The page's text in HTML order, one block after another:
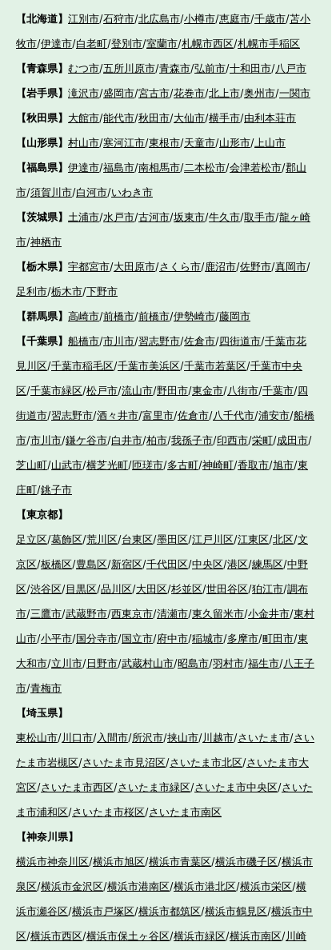
【北海道】 江別市/石狩市/北広島市/小樽市/恵庭市/千歳市/苫小
牧市/伊達市/白老町/登別市/室蘭市/札幌市西区/札幌市手稲区
【青森県】 むつ市/五所川原市/青森市/弘前市/十和田市/八戸市
【岩手県】 滝沢市/盛岡市/宮古市/花巻市/北上市/奥州市/一関市
【秋田県】 大館市/能代市/秋田市/大仙市/横手市/由利本荘市
【山形県】 村山市/寒河江市/東根市/天童市/山形市/ 上山市
【福島県】 伊達市/福島市/南相馬市/二本松市/会津若松市/郡山
市/須賀川市/白河市/いわき市
【茨城県】 土浦市/水戸市/古河市/坂東市/牛久市/取手市/龍ヶ崎
市/神栖市
【栃木県】 宇都宮市/大田原市/さくら市/鹿沼市/佐野市/真岡市/
足利市/栃木市/下野市
【群馬県】 高崎市/前橋市/前橋市/伊勢崎市/藤岡市
【千葉県】 船橋市/市川市/習志野市/佐倉市/四街道市/千葉市花
見川区/千葉市稲毛区/千葉市美浜区/千葉市若葉区/千葉市中央
区/千葉市緑区/松戸市/流山市/野田市/東金市/八街市/千葉市/四
街道市/習志野市/酒々井市/富里市/佐倉市/八千代市/浦安市/船橋
市/市川市/鎌ケ谷市/白井市/柏市/我孫子市/印西市/栄町/成田市/
芝山町/山武市/横芝光町/匝瑳市/多古町/神崎町/香取市/旭市/東
庄町/銚子市
【東京都】
足立区/葛飾区/荒川区/台東区/墨田区/江戸川区/江東区/北区/文
京区/板橋区/豊島区/新宿区/千代田区/中央区/港区/練馬区/中野
区/渋谷区/目黒区/品川区/大田区/杉並区/世田谷区/狛江市/調布
市/三鷹市/武蔵野市/西東京市/清瀬市/東久留米市/小金井市/東村
山市/小平市/国分寺市/国立市/府中市/稲城市/多摩市/町田市/東
大和市/立川市/日野市/武蔵村山市/昭島市/羽村市/福生市/八王子
市/青梅市
【埼玉県】
東松山市/川口市/入間市/所沢市/挟山市/川越市/さいたま市/さい
たま市岩槻区/さいたま市見沼区/さいたま市北区/さいたま市大
宮区/さいたま市西区/さいたま市緑区/さいたま市中央区/さいた
ま市浦和区/さいたま市桜区/さいたま市南区
【神奈川県】
横浜市神奈川区/横浜市旭区/横浜市青葉区/横浜市磯子区/横浜市
泉区/横浜市金沢区/横浜市港南区/横浜市港北区/横浜市栄区/横
浜市瀬谷区/横浜市戸塚区/横浜市都筑区/横浜市鶴見区/横浜市中
区/横浜市西区/横浜市保土ヶ谷区/横浜市緑区/横浜市南区/川崎